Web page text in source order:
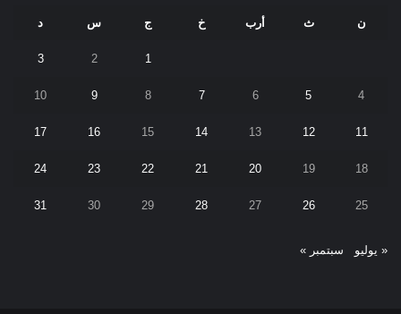
ن ث أرب خ ج س د
1
2
3
4
5
6
7
8
9
10
11
12
13
14
15
16
17
18
19
20
21
22
23
24
25
26
27
28
29
30
31
« يوليو سبتمبر »